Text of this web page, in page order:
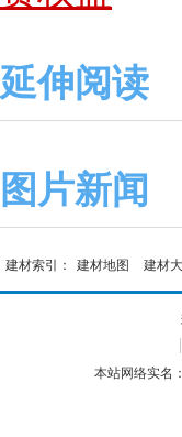
延伸阅读
图片新闻
建材索引： 建材地图 建材
本站网络实名